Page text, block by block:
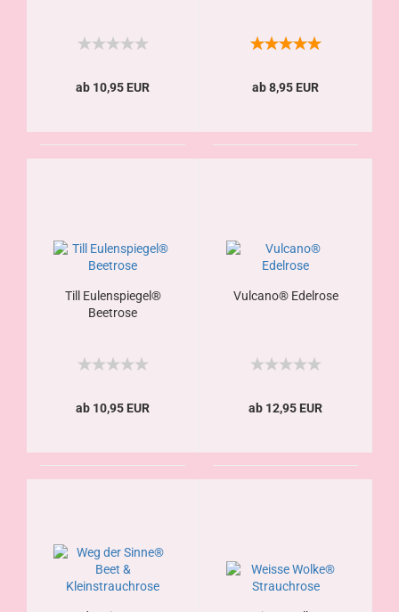
ab 10,95 EUR ab 8,95 EUR
Till Eulenspiegel®
Beetrose
ab 10,95 EUR
Vulcano® Edelrose
ab 12,95 EUR